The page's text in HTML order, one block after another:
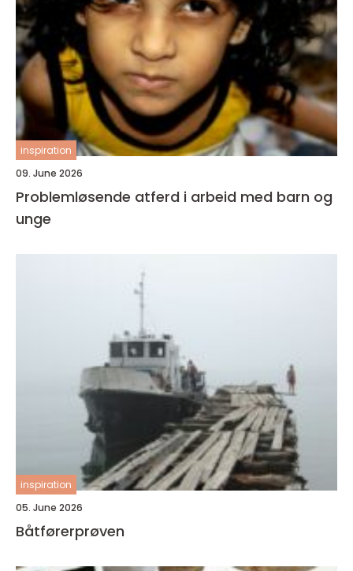
inspiration
09. June 2026
Problemløsende atferd i arbeid med barn og
unge
inspiration
05. June 2026
Båtførerprøven